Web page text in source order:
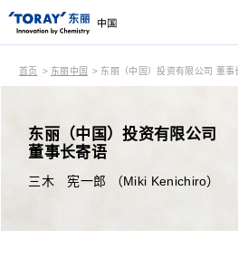
首页 东丽中国 东丽（中国）投资有限公司 董事
东丽（中国）投资有限公司
董事长寄语
三木 宪一郎 （Miki Kenichiro）